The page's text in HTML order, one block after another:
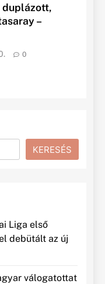
duplázott,
–
0
KERESÉS
Liga első
debütált az új
válogatottat